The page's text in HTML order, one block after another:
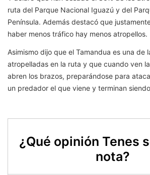
ruta del Parque Nacional Iguazú y del
Península. Además destacó que
haber menos tráfico hay menos atropellos.
Asimismo dijo que el Tamandua es una de
atropelladas en la ruta y que cuando ven
abren los brazos, preparándose para
un predador el que viene y terminan
¿Qué opinión Tenes
nota?